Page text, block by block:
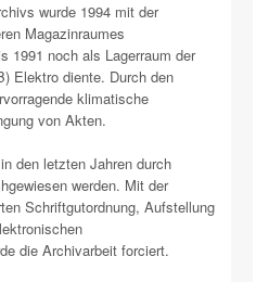
wurde 1994 mit der
Magazinraumes
1991 noch als Lagerraum der
Elektro diente. Durch den
klimatische
von Akten.
den letzten Jahren durch
werden. Mit der
Schriftgutordnung, Aufstellung
die Archivarbeit forciert.